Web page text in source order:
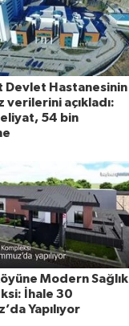
Devlet Hastanesinin
verilerini açıkladı:
54 bin
Modern Sağlık
İhale 30
Yapılıyor